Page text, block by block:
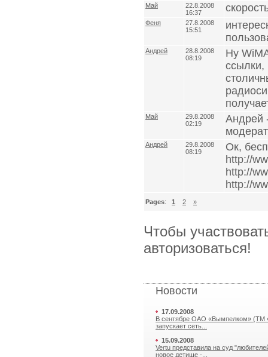
Май
22.8.2008
16:37
Феня
27.8.2008
15:51
Андрей
28.8.2008
08:19
Ну
ссылки,
Май
29.8.2008
02:19
Андрей
Андрей
29.8.2008
08:19
Ок,
http://
http://
http://
Pages: 1 2 »
Чтобы
авторизоваться!
Новости
17.09.2008
В сентябре ОАО «Вымпелком» (ТМ
запускает сеть...
15.09.2008
Vertu представила на суд
новое детище -...